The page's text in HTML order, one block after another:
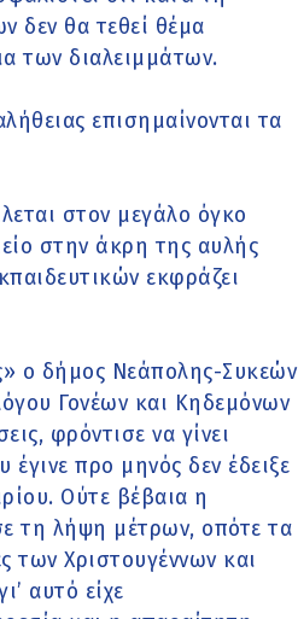
δεν θα τεθεί θέμα
των διαλειμμάτων.
επισημαίνονται τα
στον μεγάλο όγκο
στην άκρη της αυλής
εκφράζει
ο δήμος Νεάπολης-Συκεών
Γονέων και Κηδεμόνων
φρόντισε να γίνει
προ μηνός δεν έδειξε
Ούτε βέβαια η
τη λήψη μέτρων, οπότε τα
των Χριστουγέννων και
αυτό είχε